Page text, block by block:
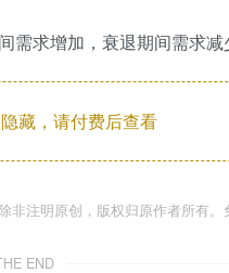
求增加，衰退期间需求减
藏，请付费后查看
注明原创，版权归原作者所有
END